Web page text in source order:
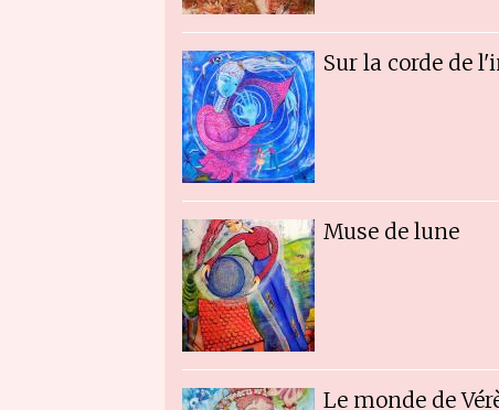
Sur la corde de
Muse de lune
Le monde de